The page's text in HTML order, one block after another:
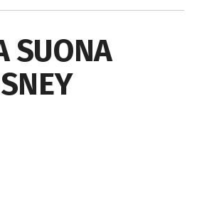
SUONA